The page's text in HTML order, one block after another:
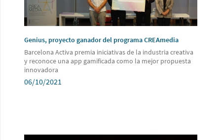
Genius, proyecto ganador del programa CREAmedia
Barcelona Activa premia iniciativas de la industria creativa
y reconoce una app gamificada como la mejor propuesta
innovadora
06/10/2021